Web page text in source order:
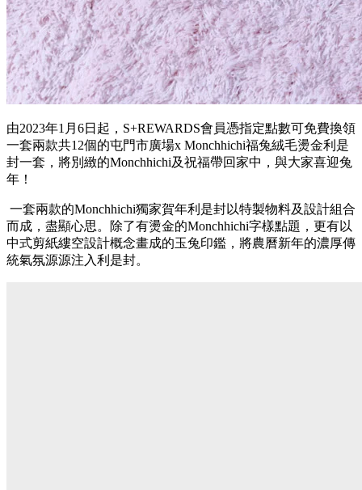
由2023年1 月 6日起， S+REWARDS會員憑指定點數可免費換領
一套兩款共12個的屯門市廣場x Monchhichi福兔絨毛燙金利是
封一套 ，將別緻的Monchhichi及祝福帶回家中，與大家喜迎兔
年！
一套兩款的Monchhichi獨家賀年利是封以特製物料及設計組合
而成，盡顯心思。除了有燙金的Monchhichi字樣點題，更有以
中式剪紙縷空設計概念畫成的玉兔印鑑，將農曆新年的濃厚傳
統氣氛源源注入利是封。